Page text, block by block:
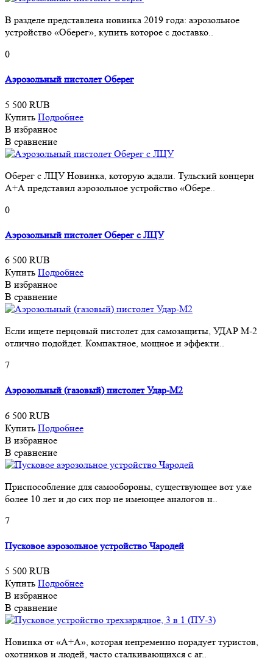
В разделе представлена новинка 2019 года: аэрозольное
устройство «Оберег», купить которое с доставко..
0
Аэрозольный пистолет Оберег
5 500 RUB
Купить Подробнее
В избранное
В сравнение
Оберег с ЛЦУ Новинка, которую ждали. Тульский концерн
А+А представил аэрозольное устройство «Обере..
0
Аэрозольный пистолет Оберег с ЛЦУ
6 500 RUB
Купить Подробнее
В избранное
В сравнение
Если ищете перцовый пистолет для самозащиты, УДАР М-2
отлично подойдет. Компактное, мощное и эффекти..
7
Аэрозольный (газовый) пистолет Удар-М2
6 500 RUB
Купить Подробнее
В избранное
В сравнение
Приспособление для самообороны, существующее вот уже
более 10 лет и до сих пор не имеющее аналогов н..
7
Пусковое аэрозольное устройство Чародей
5 500 RUB
Купить Подробнее
В избранное
В сравнение
Новинка от «А+А», которая непременно порадует туристов,
охотников и людей, часто сталкивающихся с аг..